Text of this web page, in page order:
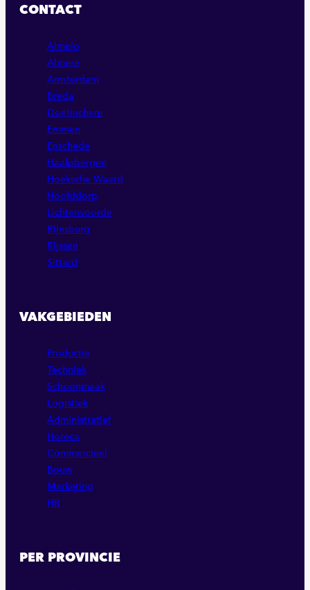
CONTACT
Almelo
Almere
Amsterdam
Breda
Doetinchem
Emmen
Enschede
Haaksbergen
Hoeksche Waard
Hoofddorp
Lichtenvoorde
Rijnsburg
Rijssen
Sittard
VAKGEBIEDEN
Productie
Techniek
Schoonmaak
Logistiek
Administratief
Horeca
Commercieel
Bouw
Marketing
HR
PER PROVINCIE